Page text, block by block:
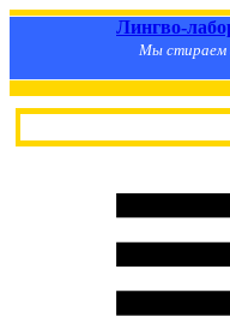
Лингво-
Мы стираем